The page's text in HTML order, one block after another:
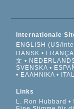
Internationale
ENGLISH (US/
DANSK
文
SVENSKA
ΕΛΛΗΝΙΚA
Links
L. Ron Hubbard